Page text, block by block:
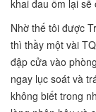
khai đau ốm lại sẽ
Nhờ thế tôi được
thì thầy một vài
đập cửa vào
ngay lục soát và
không biết trong